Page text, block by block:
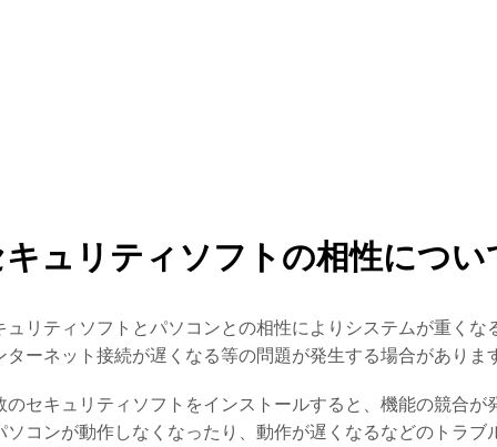
ュリティソフトの相性につい
ュリティソフトとパソコンとの相性によりシステムが重くな
ターネット接続が遅くなる等の問題が発生する場合がありま
のセキュリティソフトをインストールすると、機能の競合が
ソコンが動作しなくなったり、動作が遅くなるなどのトラブ